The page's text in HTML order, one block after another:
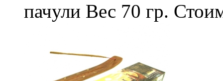
пачули Вес 70 гр.